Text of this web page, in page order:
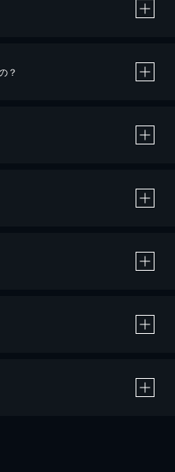
？
決済による作品の購入 / レンタルです。
レンタルは、20％のポイント還元です。